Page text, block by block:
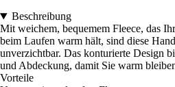
Beschreibung
Mit weichem, bequemem Fleece, das
beim Laufen warm hält, sind diese
unverzichtbar. Das konturierte Design
und Abdeckung, damit Sie warm
Vorteile